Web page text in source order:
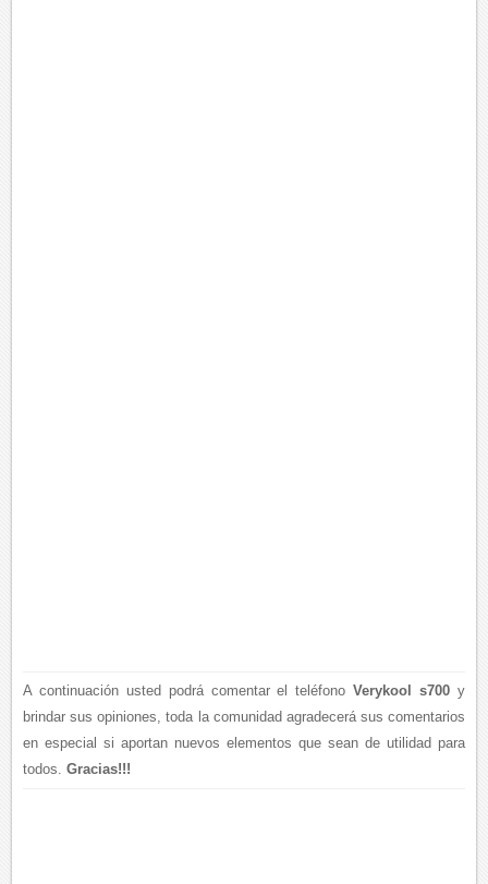
A continuación usted podrá comentar el teléfonoVerykool s700y
brindar sus opiniones, toda la comunidad agradecerá sus comentarios
en especial si aportan nuevos elementos que sean de utilidad para
todos.Gracias!!!